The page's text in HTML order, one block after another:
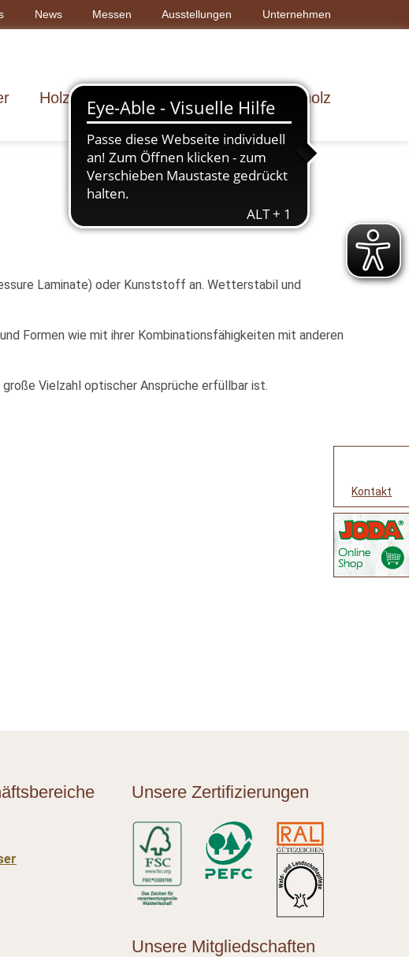
News Messen Ausstellungen Unternehmen
Holz & Bau Dach & Wand Rohholz
Kontakt
Laminate) oder Kunststoff an. Wetterstabil und
Formen wie mit ihrer Kombinationsfähigkeiten mit anderen
Vielzahl optischer Ansprüche erfüllbar ist.
Unsere Zertifizierungen
Unsere Mitgliedschaften